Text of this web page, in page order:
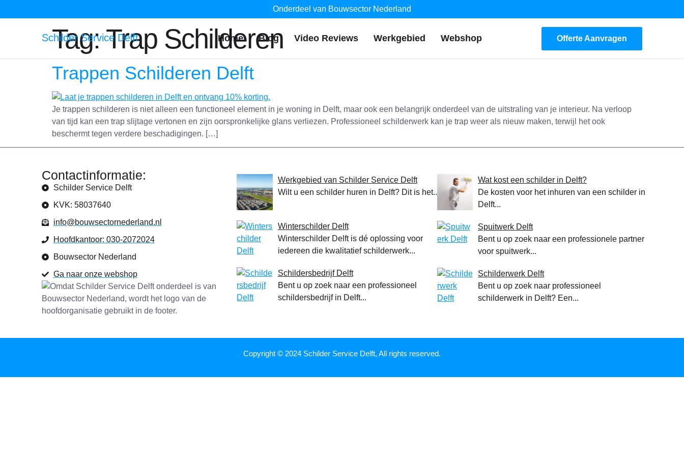
Onderdeel van Bouwsector Nederland
Schilder Service Delft Home Blog Video Reviews Werkgebied Webshop Offerte Aanvragen
Tag:Trap Schilderen
Trappen Schilderen Delft
Je trappen schilderen is niet alleen een functioneel element in je woning in Delft, maar ook een belangrijk onderdeel van de uitstraling van je interieur. Na verloop
van tijd kan een trap slijtage vertonen en zijn oorspronkelijke glans verliezen. Professioneel schilderwerk kan je trap weer als nieuw maken, terwijl het ook
beschermt tegen verdere beschadigingen. […]
Contactinformatie:
Schilder Service Delft
KVK: 58037640
info@bouwsectornederland.nl
Hoofdkantoor: 030-2072024
Bouwsector Nederland
Ga naar onze webshop
Werkgebied van Schilder Service Delft
Wilt u een schilder huren in Delft? Dit is het...
Winterschilder Delft
Winterschilder Delft is dé oplossing voor
iedereen die kwalitatief schilderwerk...
Schildersbedrijf Delft
Bent u op zoek naar een professioneel
schildersbedrijf in Delft...
Wat kost een schilder in Delft?
De kosten voor het inhuren van een schilder in
Delft...
Spuitwerk Delft
Bent u op zoek naar een professionele partner
voor spuitwerk...
Schilderwerk Delft
Bent u op zoek naar professioneel
schilderwerk in Delft? Een...
Copyright © 2024 Schilder Service Delft, All rights reserved.